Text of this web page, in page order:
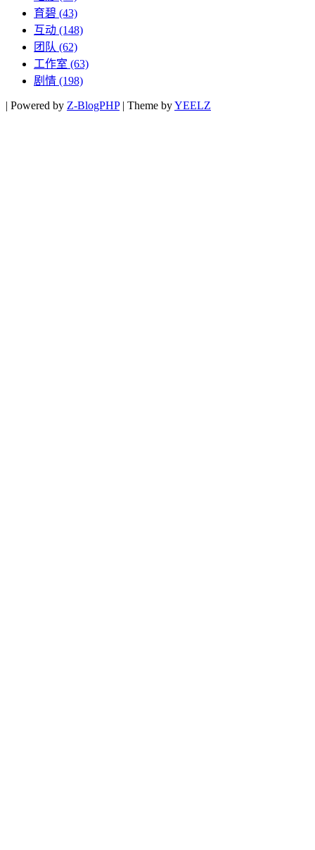
育碧 (43)
互动 (148)
团队 (62)
工作室 (63)
剧情 (198)
| Powered by Z-BlogPHP | Theme byYEELZ